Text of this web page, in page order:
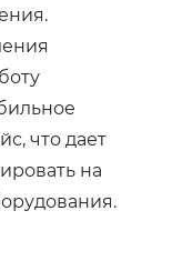
что дает
на